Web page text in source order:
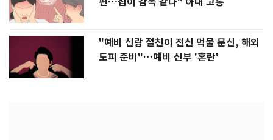
"예비 신랑 절친이 전신 먹물 문신, 해외
도피 준비"…예비 신부 '혼란'